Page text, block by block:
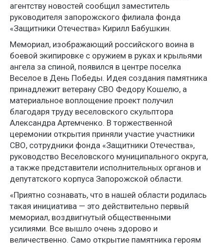
агентству новостей сообщил заместитель
руководителя запорожского филиала фонда
«Защитники Отечества» Кирилл Бабушкин.
Мемориал, изображающий российского воина в
боевой экипировке с оружием в руках и крыльями
ангела за спиной, появился в центре поселка
Веселое в День Победы. Идея создания памятника
принадлежит ветерану СВО Федору Кошелю, а
материальное воплощение проект получил
благодаря труду веселовского скульптора
Александра Артемченко. В торжественной
церемонии открытия приняли участие участники
СВО, сотрудники фонда «Защитники Отечества»,
руководство Веселовского муниципального округа,
а также представители исполнительных органов и
депутатского корпуса Запорожской области.
«Приятно сознавать, что в нашей области родилась
такая инициатива — это действительно первый
мемориал, воздвигнутый общественными
усилиями. Все вышло очень здорово и
величественно. Само открытие памятника героям